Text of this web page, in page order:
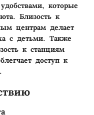
которые
Близость к
центрам делает
с детьми. Также
к станциям
доступ к